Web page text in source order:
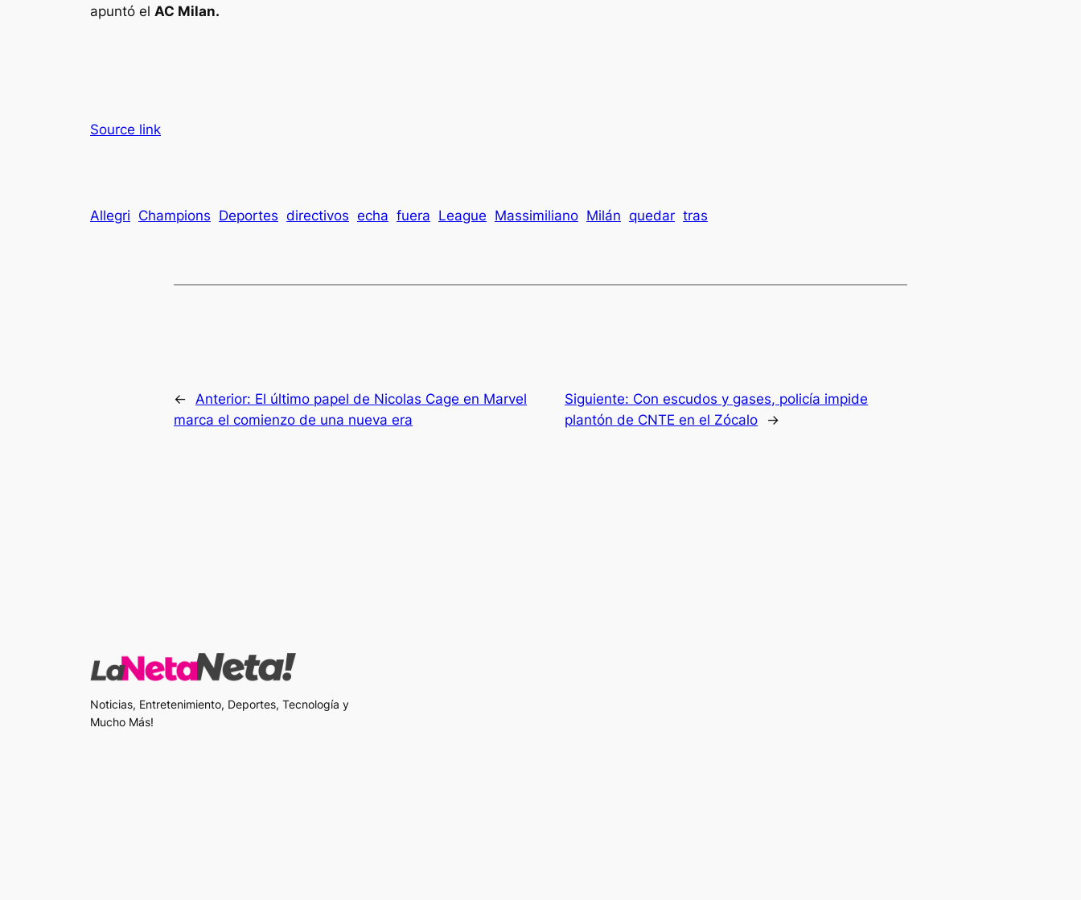
apuntó el AC Milan.
Source link
Allegri Champions Deportes directivos echa fuera League Massimiliano Milán quedar tras
← Anterior: El último papel de Nicolas Cage en Marvel
marca el comienzo de una nueva era
Siguiente: Con escudos y gases, policía impide
plantón de CNTE en el Zócalo
→
Noticias, Entretenimiento, Deportes, Tecnología y
Mucho Más!